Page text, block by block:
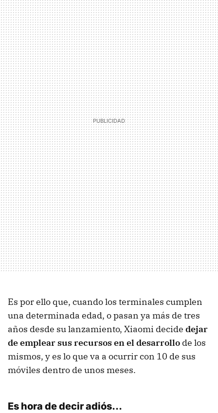
Es por ello que, cuando los terminales cumplen
una determinada edad, o pasan ya más de tres
años desde su lanzamiento, Xiaomi decide dejar
de emplear sus recursos en el desarrollo de los
mismos, y es lo que va a ocurrir con 10 de sus
móviles dentro de unos meses.
Es hora de decir adiós...